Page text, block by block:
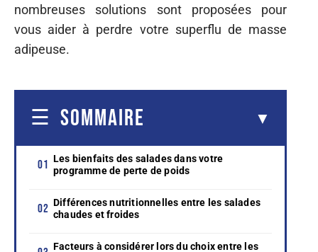
nombreuses solutions sont proposées pour
vous aider à perdre votre superflu de masse
adipeuse.
SOMMAIRE
Les bienfaits des salades dans votre
programme de perte de poids
Différences nutritionnelles entre les salades
chaudes et froides
Facteurs à considérer lors du choix entre les